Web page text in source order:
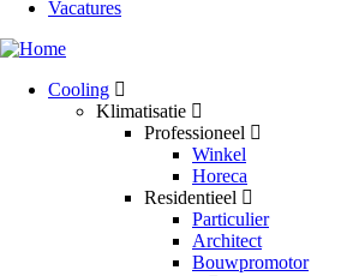
Vacatures
Cooling
Klimatisatie
Professioneel
Winkel
Horeca
Residentieel
Particulier
Architect
Bouwpromotor